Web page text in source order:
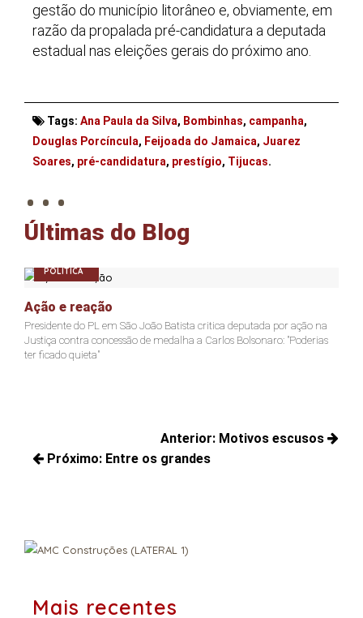
gestão do município litorâneo e, obviamente, em
razão da propalada pré-candidatura a deputada
estadual nas eleições gerais do próximo ano.
Tags: Ana Paula da Silva, Bombinhas, campanha,
Douglas Porcíncula, Feijoada do Jamaica, Juarez
Soares, pré-candidatura, prestígio, Tijucas.
. . .
Últimas do Blog
POLÍTICA
Ação e reação
Presidente do PL em São João Batista critica deputada por ação na
Justiça contra concessão de medalha a Carlos Bolsonaro: "Poderias
ter ficado quieta"
de
Anterior: Motivos escusos
Próximo: Entre os grandes
Mais recentes